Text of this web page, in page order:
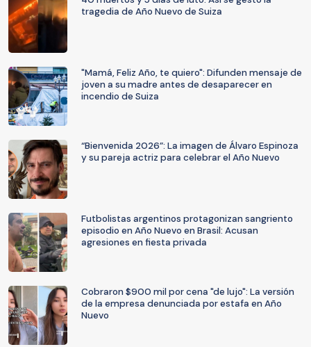
tragedia de Año Nuevo de Suiza
"Mamá, Feliz Año, te quiero": Difunden mensaje de
joven a su madre antes de desaparecer en
incendio de Suiza
“Bienvenida 2026”: La imagen de Álvaro Espinoza
y su pareja actriz para celebrar el Año Nuevo
Futbolistas argentinos protagonizan sangriento
episodio en Año Nuevo en Brasil: Acusan
agresiones en fiesta privada
Cobraron $900 mil por cena "de lujo": La versión
de la empresa denunciada por estafa en Año
Nuevo